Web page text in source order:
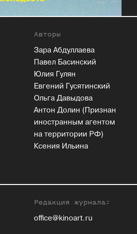
Авторы
Зара Абдуллаева
Павел Басинский
Юлия Гулян
Евгений Гусятинский
Ольга Давыдова
Антон Долин (Признан
иностранным агентом
на территории РФ)
Ксения Ильина
Редакция журнала:
office@kinoart.ru